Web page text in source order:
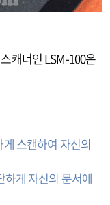
캐너인 LSM-100은
스캔하여 자신의
하게 자신의 문서에